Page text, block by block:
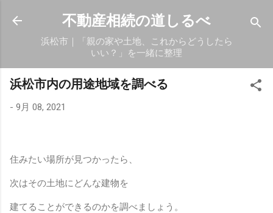
スキップしてメイン コンテンツに移動
不動産相続の道しるべ
浜松市｜「親の家や土地、これからどうしたら
いい？」を一緒に整理
浜松市内の用途地域を調べる
- 9月 08, 2021
住みたい場所が見つかったら、
次はその土地に どんな建物を
建てることができるのかを調べましょう。